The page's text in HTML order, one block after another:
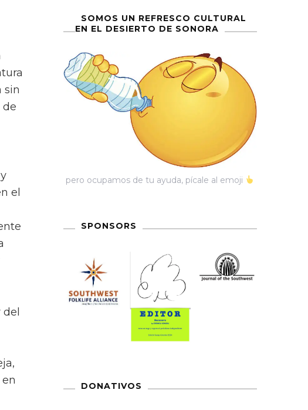
sin
de
el
SOMOS UN REFRESCO CULTURAL
EN EL DESIERTO DE SONORA
pero ocupamos de tu ayuda, pícale al emoji
SPONSORS
DONATIVOS